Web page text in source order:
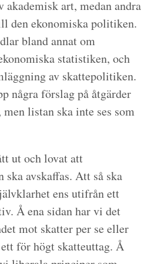
akademisk art, medan andra
den ekonomiska politiken.
bland annat om
statistiken, och
av skattepolitiken.
några förslag på åtgärder
listan ska inte ses som
ut och lovat att
ska avskaffas. Att så ska
ens utifrån ett
Å ena sidan har vi det
mot skatter per se eller
för högt skatteuttag. Å